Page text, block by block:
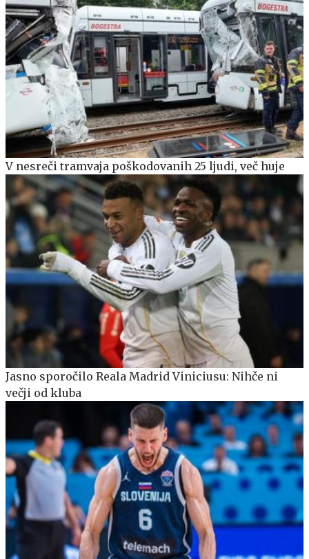
V nesreči tramvaja poškodovanih 25 ljudi, več huje
Jasno sporočilo Reala Madrid Viniciusu: Nihče ni
večji od kluba